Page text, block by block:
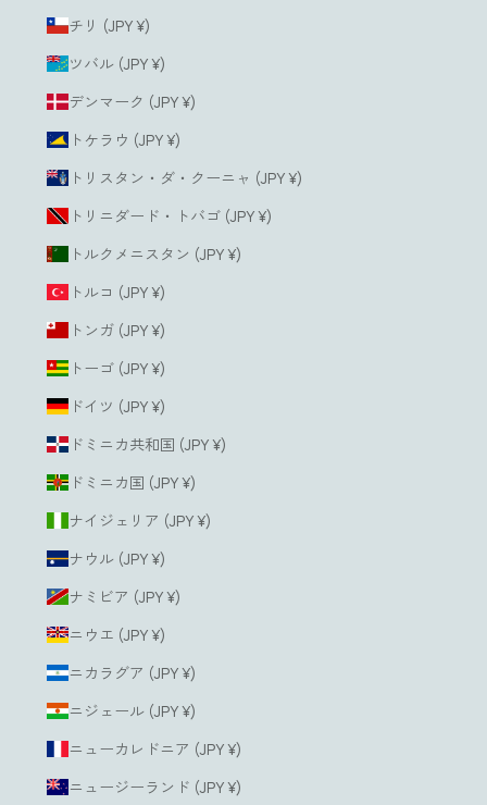
チリ (JPY ¥)
ツバル (JPY ¥)
デンマーク (JPY ¥)
トケラウ (JPY ¥)
トリスタン・ダ・クーニャ (JPY ¥)
トリニダード・トバゴ (JPY ¥)
トルクメニスタン (JPY ¥)
トルコ (JPY ¥)
トンガ (JPY ¥)
トーゴ (JPY ¥)
ドイツ (JPY ¥)
ドミニカ共和国 (JPY ¥)
ドミニカ国 (JPY ¥)
ナイジェリア (JPY ¥)
ナウル (JPY ¥)
ナミビア (JPY ¥)
ニウエ (JPY ¥)
ニカラグア (JPY ¥)
ニジェール (JPY ¥)
ニューカレドニア (JPY ¥)
ニュージーランド (JPY ¥)